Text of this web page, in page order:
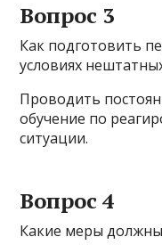
Вопрос 3
Как подготовить
условиях
Проводить
обучение по
ситуации.
Вопрос 4
Какие меры